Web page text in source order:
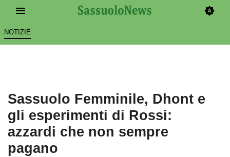
NOTIZIE
Sassuolo Femminile, Dhont e
gli esperimenti di Rossi:
azzardi che non sempre
pagano